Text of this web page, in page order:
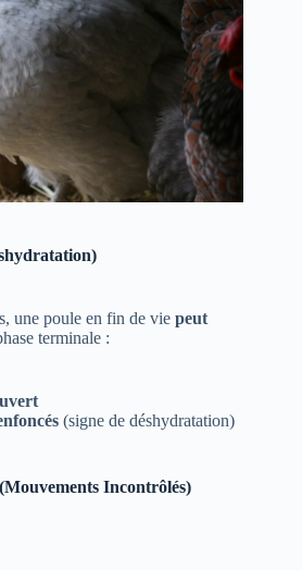
une poule en fin de vie peut
terminale :
(signe de déshydratation)
Incontrôlés)